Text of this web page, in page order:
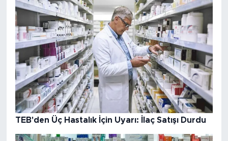
TEB'den Üç Hastalık İçin Uyarı: İlaç Satışı Durdu